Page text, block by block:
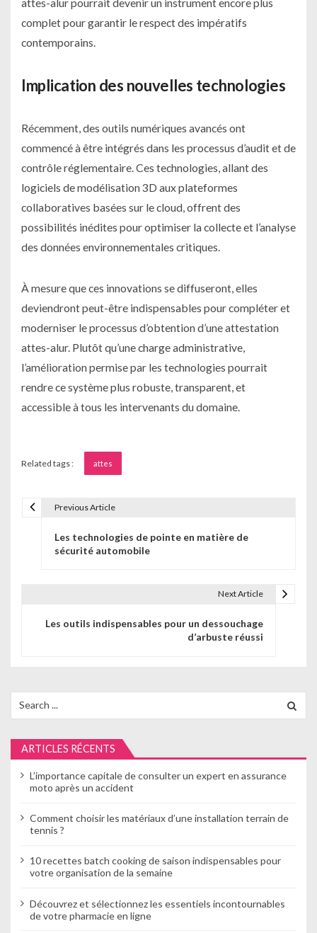
complet pour garantir le respect des impératifs
contemporains.
Implication des nouvelles technologies
Récemment, des outils numériques avancés ont
commencé à être intégrés dans les processus d’audit et de
contrôle réglementaire. Ces technologies, allant des
logiciels de modélisation 3D aux plateformes
collaboratives basées sur le cloud, offrent des
possibilités inédites pour optimiser la collecte et l’analyse
des données environnementales critiques.
À mesure que ces innovations se diffuseront, elles
deviendront peut-être indispensables pour compléter et
moderniser le processus d’obtention d’une attestation
attes-alur. Plutôt qu’une charge administrative,
l’amélioration permise par les technologies pourrait
rendre ce système plus robuste, transparent, et
accessible à tous les intervenants du domaine.
Related tags : attes
i
o
n
d
l
r
Previous Article
Les technologies de pointe en matière de
sécurité automobile
Next Article
Les outils indispensables pour un dessouchage
d’arbuste réussi
for:
ARTICLES RÉCENTS
L’importance capitale de consulter un expert en assurance
moto après un accident
Comment choisir les matériaux d’une installation terrain de
tennis ?
10 recettes batch cooking de saison indispensables pour
votre organisation de la semaine
Découvrez et sélectionnez les essentiels incontournables
de votre pharmacie en ligne